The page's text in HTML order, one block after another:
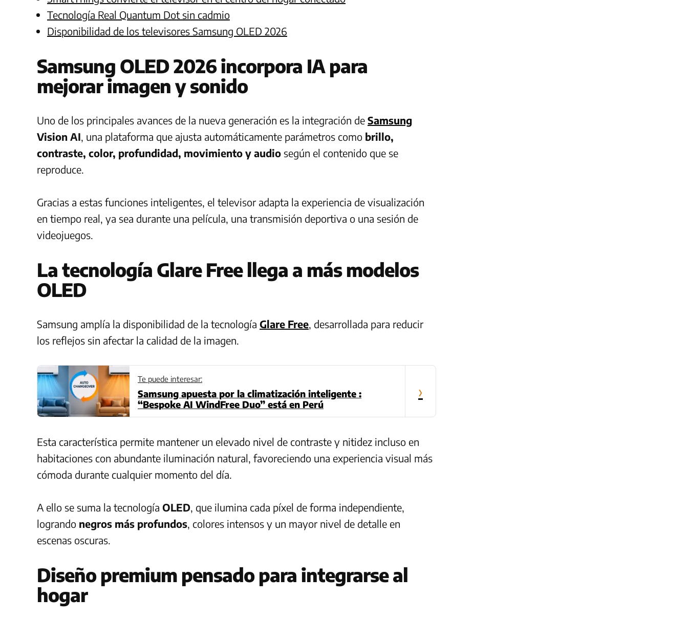
Tecnología Real Quantum Dot sin cadmio
Disponibilidad de los televisores Samsung OLED 2026
Samsung OLED 2026 incorpora IA para
mejorar imagen y sonido
Uno de los principales avances de la nueva generación es la integración de Samsung
Vision AI, una plataforma que ajusta automáticamente parámetros como brillo,
contraste, color, profundidad, movimiento y audio según el contenido que se
reproduce.
Gracias a estas funciones inteligentes, el televisor adapta la experiencia de visualización
en tiempo real, ya sea durante una película, una transmisión deportiva o una sesión de
videojuegos.
La tecnología Glare Free llega a más modelos
OLED
Samsung amplía la disponibilidad de la tecnología Glare Free, desarrollada para reducir
los reflejos sin afectar la calidad de la imagen.
Te puede interesar:
Samsung apuesta por la climatización inteligente :
“Bespoke AI WindFree Duo” está en Perú
›
Esta característica permite mantener un elevado nivel de contraste y nitidez incluso en
habitaciones con abundante iluminación natural, favoreciendo una experiencia visual más
cómoda durante cualquier momento del día.
A ello se suma la tecnología OLED, que ilumina cada píxel de forma independiente,
logrando negros más profundos, colores intensos y un mayor nivel de detalle en
escenas oscuras.
Diseño premium pensado para integrarse al
hogar